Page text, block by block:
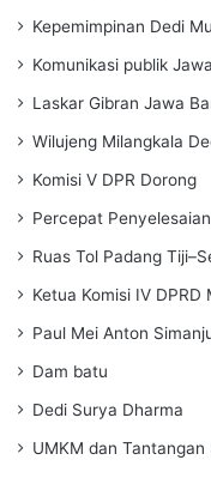
Kepemimpinan Dedi
Komunikasi publik
Laskar Gibran Jawa
Wilujeng Milangkala
Komisi V DPR Dorong
Percepat Penyelesaian
Ruas Tol Padang
Ketua Komisi IV DPRD
Paul Mei Anton
Dam batu
Dedi Surya Dharma
UMKM dan Tantangan